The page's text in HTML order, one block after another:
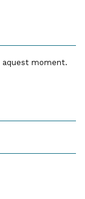
aquest moment.